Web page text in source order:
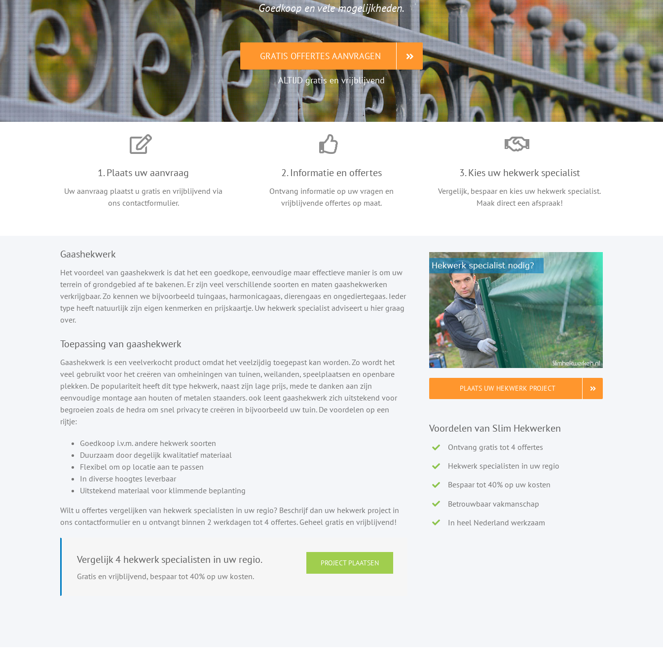
Goedkoop en vele mogelijkheden.
GRATIS OFFERTES AANVRAGEN
ALTIJD gratis en vrijblijvend
1. Plaats uw aanvraag
Uw aanvraag plaatst u gratis en vrijblijvend via
ons contactformulier.
2. Informatie en offertes
Ontvang informatie op uw vragen en
vrijblijvende offertes op maat.
3. Kies uw hekwerk specialist
Vergelijk, bespaar en kies uw hekwerk specialist.
Maak direct een afspraak!
Gaashekwerk
Het voordeel van gaashekwerk is dat het een goedkope, eenvoudige maar effectieve manier is om uw
terrein of grondgebied af te bakenen. Er zijn veel verschillende soorten en maten gaashekwerken
verkrijgbaar. Zo kennen we bijvoorbeeld tuingaas, harmonicagaas, dierengaas en ongediertegaas. Ieder
type heeft natuurlijk zijn eigen kenmerken en prijskaartje. Uw hekwerk specialist adviseert u hier graag
over.
Toepassing van gaashekwerk
Gaashekwerk is een veelverkocht product omdat het veelzijdig toegepast kan worden. Zo wordt het
veel gebruikt voor het creëren van omheiningen van tuinen, weilanden, speelplaatsen en openbare
plekken. De populariteit heeft dit type hekwerk, naast zijn lage prijs, mede te danken aan zijn
eenvoudige montage aan houten of metalen staanders. ook leent gaashekwerk zich uitstekend voor
begroeien zoals de hedra om snel privacy te creëren in bijvoorbeeld uw tuin. De voordelen op een
rijtje:
Goedkoop i.v.m. andere hekwerk soorten
Duurzaam door degelijk kwalitatief materiaal
Flexibel om op locatie aan te passen
In diverse hoogtes leverbaar
Uitstekend materiaal voor klimmende beplanting
Wilt u offertes vergelijken van hekwerk specialisten in uw regio? Beschrijf dan uw hekwerk project in
ons contactformulier en u ontvangt binnen 2 werkdagen tot 4 offertes. Geheel gratis en vrijblijvend!
PROJECT PLAATSEN
Vergelijk 4 hekwerk specialisten in uw regio.
Gratis en vrijblijvend, bespaar tot 40% op uw kosten.
PLAATS UW HEKWERK PROJECT
Voordelen van Slim Hekwerken
Ontvang gratis tot 4 offertes
Hekwerk specialisten in uw regio
Bespaar tot 40% op uw kosten
Betrouwbaar vakmanschap
In heel Nederland werkzaam